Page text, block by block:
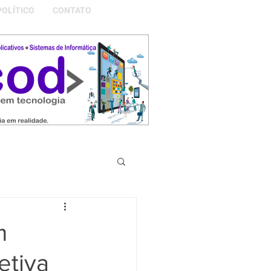
CONTATO
DA NOSSA GRAMADO